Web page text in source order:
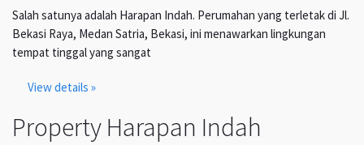
Salah satunya adalah Harapan Indah. Perumahan yang terletak di Jl.
Bekasi Raya, Medan Satria, Bekasi, ini menawarkan lingkungan
tempat tinggal yang sangat
View details »
Property Harapan Indah